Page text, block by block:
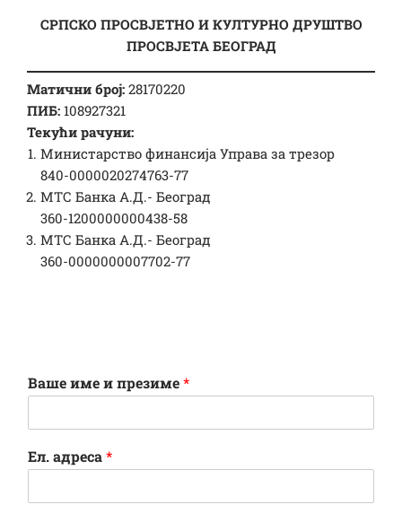
СРПСКО ПРОСВЈЕТНО И КУЛТУРНО ДРУШТВО
ПРОСВЈЕТА БЕОГРАД
Матични број: 28170220
ПИБ: 108927321
Текући рачуни:
Министарство финансија Управа за трезор
840-0000020274763-77
МТС Банка А.Д.- Београд
360-1200000000438-58
МТС Банка А.Д.- Београд
360-0000000007702-77
Ваше име и презиме*
Ел. адреса*